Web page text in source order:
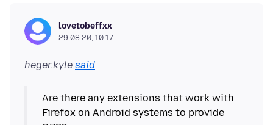
lovetobeffxx
29.08.20, 10:17
heger.kyle said
Are there any extensions that work with
Firefox on Android systems to provide